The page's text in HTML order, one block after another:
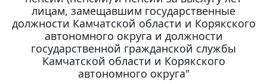
лицам, замещавшим государственные
должности Камчатской области и Корякского
автономного округа и должности
государственной гражданской службы
Камчатской области и Корякского
автономного округа"